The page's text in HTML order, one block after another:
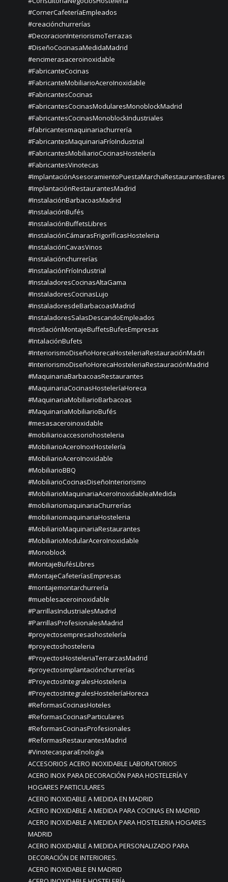
#CornerCafeteríaEmpleados
#creaciónchurrerías
#DecoracionInteriorismoTerrazas
#DiseñoCocinasaMedidaMadrid
#encimerasaceroinoxidable
#FabricanteCocinas
#FabricanteMobiliarioAceroInoxidable
#FabricantesCocinas
#FabricantesCocinasModularesMonoblockMadrid
#FabricantesCocinasMonoblockIndustriales
#fabricantesmaquinariachurrería
#FabricantesMaquinariaFríoIndustrial
#FabricantesMobiliarioCocinasHostelería
#FabricantesVinotecas
#ImplantaciónAsesoramientoPuestaMarchaRestaurantesBares
#ImplantaciónRestaurantesMadrid
#InstalaciónBarbacoasMadrid
#InstalaciónBufés
#InstalaciónBuffetsLibres
#InstalaciónCámarasFrigoríficasHosteleria
#InstalaciónCavasVinos
#instalaciónchurrerías
#InstalaciónFríoIndustrial
#InstaladoresCocinasAltaGama
#InstaladoresCocinasLujo
#InstaladoresdeBarbacoasMadrid
#InstaladoresSalasDescandoEmpleados
#InstlaciónMontajeBuffetsBufesEmpresas
#IntalaciónBufets
#InteriorismoDiseñoHorecaHosteleriaRestauraciónMadri
#InteriorismoDiseñoHorecaHosteleriaRestauraciónMadrid
#MaquinariaBarbacoasRestaurantes
#MaquinariaCocinasHosteleríaHoreca
#MaquinariaMobiliarioBarbacoas
#MaquinariaMobiliarioBufés
#mesasaceroinoxidable
#mobiliarioaccesoriohosteleria
#MobiliarioAceroInoxHostelería
#MobiliarioAceroInoxidable
#MobiliarioBBQ
#MobiliarioCocinasDiseñoInteriorismo
#MobiliarioMaquinariaAceroInoxidableaMedida
#mobiliariomaquinariaChurrerías
#mobiliariomaquinariaHosteleria
#MobiliarioMaquinariaRestaurantes
#MobiliarioModularAceroInoxidable
#Monoblock
#MontajeBufésLibres
#MontajeCafeteríasEmpresas
#montajemontarchurrería
#mueblesaceroinoxidable
#ParrillasIndustrialesMadrid
#ParrillasProfesionalesMadrid
#proyectosempresashostelería
#proyectoshosteleria
#ProyectosHosteleriaTerrarzasMadrid
#proyectosimplantaciónchurrerías
#ProyectosIntegralesHosteleria
#ProyectosIntegralesHosteleríaHoreca
#ReformasCocinasHoteles
#ReformasCocinasParticulares
#ReformasCocinasProfesionales
#ReformasRestaurantesMadrid
#VinotecasparaEnología
ACCESORIOS ACERO INOXIDABLE LABORATORIOS
ACERO INOX PARA DECORACIÓN PARA HOSTELERÍA Y
HOGARES PARTICULARES
ACERO INOXIDABLE A MEDIDA EN MADRID
ACERO INOXIDABLE A MEDIDA PARA COCINAS EN MADRID
ACERO INOXIDABLE A MEDIDA PARA HOSTELERIA HOGARES
MADRID
ACERO INOXIDABLE A MEDIDA PERSONALIZADO PARA
DECORACIÓN DE INTERIORES.
ACERO INOXIDABLE EN MADRID